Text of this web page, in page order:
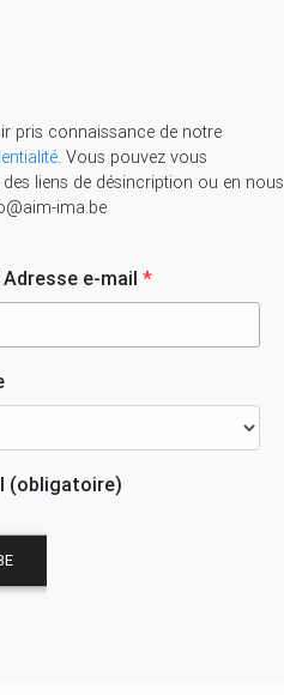
pris connaissance de notre
. Vous pouvez vous
liens de désincription ou en nous
ima.be
e-mail *
(obligatoire)